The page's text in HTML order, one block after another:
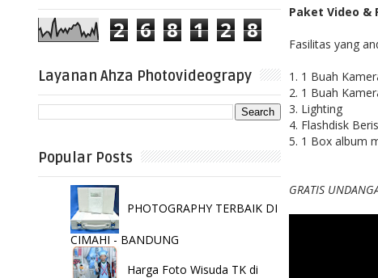
2 6 8 1 2 8
Layanan Ahza Photovideograpy
Popular Posts
PHOTOGRAPHY TERBAIK DI
CIMAHI - BANDUNG
Harga Foto Wisuda TK di
Paket Video &
Fasilitas yang
1. 1 Buah
2. 1 Buah
3. Lighting
4. Flashdisk
5. 1 Box album
GRATIS